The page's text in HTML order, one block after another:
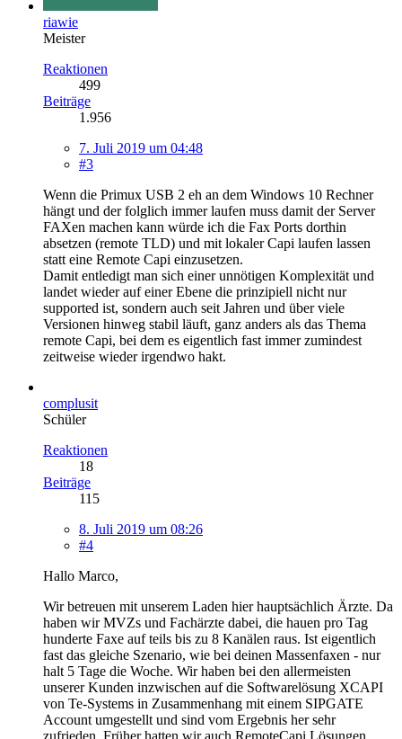
riawie
Meister
Reaktionen
499
Beiträge
1.956
7. Juli 2019 um 04:48
#3
Wenn die Primux USB 2 eh an dem Windows 10 Rechner
hängt und der folglich immer laufen muss damit der Server
FAXen machen kann würde ich die Fax Ports dorthin
absetzen (remote TLD) und mit lokaler Capi laufen lassen
statt eine Remote Capi einzusetzen.
Damit entledigt man sich einer unnötigen Komplexität und
landet wieder auf einer Ebene die prinzipiell nicht nur
supported ist, sondern auch seit Jahren und über viele
Versionen hinweg stabil läuft, ganz anders als das Thema
remote Capi, bei dem es eigentlich fast immer zumindest
zeitweise wieder irgendwo hakt.
complusit
Schüler
Reaktionen
18
Beiträge
115
8. Juli 2019 um 08:26
#4
Hallo Marco,
Wir betreuen mit unserem Laden hier hauptsächlich Ärzte. Da
haben wir MVZs und Fachärzte dabei, die hauen pro Tag
hunderte Faxe auf teils bis zu 8 Kanälen raus. Ist eigentlich
fast das gleiche Szenario, wie bei deinen Massenfaxen - nur
halt 5 Tage die Woche. Wir haben bei den allermeisten
unserer Kunden inzwischen auf die Softwarelösung XCAPI
von Te-Systems in Zusammenhang mit einem SIPGATE
Account umgestellt und sind vom Ergebnis her sehr
zufrieden. Früher hatten wir auch RemoteCapi Lösungen,